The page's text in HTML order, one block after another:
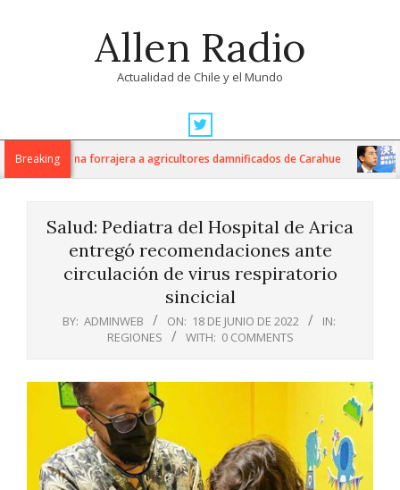
Allen Radio
Actualidad de Chile y el Mundo
Navigation
MenuBreaking
de avena forrajera a agricultores damnificados de Carahue
Salud: Pediatra del Hospital de Arica
entregó recomendaciones ante
circulación de virus respiratorio
sincicial
BY: ADMINWEB ON: 18 DE JUNIO DE 2022
IN:
REGIONES
WITH: 0 COMMENTS